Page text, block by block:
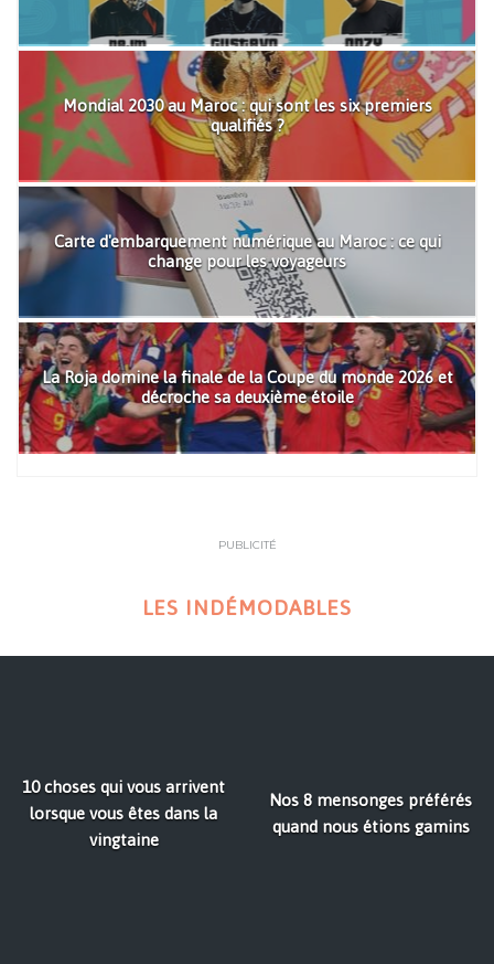
Mondial 2030 au Maroc : qui sont les six premiers
qualifiés ?
Carte d'embarquement numérique au Maroc : ce qui
change pour les voyageurs
La Roja domine la finale de la Coupe du monde 2026 et
décroche sa deuxième étoile
PUBLICITÉ
LES INDÉMODABLES
10 choses qui vous arrivent
lorsque vous êtes dans la
vingtaine
Nos 8 mensonges préférés
quand nous étions gamins